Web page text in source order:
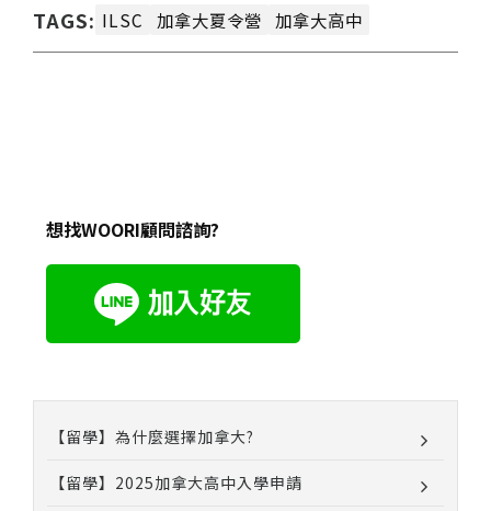
TAGS: ILSC 加拿大夏令營 加拿大高中
想找WOORI顧問諮詢?
【留學】為什麼選擇加拿大?
【留學】2025加拿大高中入學申請